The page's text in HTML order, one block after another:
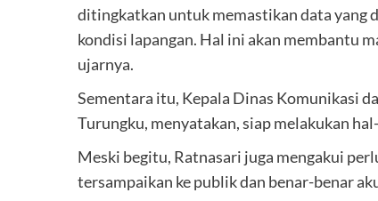
ditingkatkan untuk memastikan data yang
kondisi lapangan. Hal ini akan membantu
ujarnya.
Sementara itu, Kepala Dinas Komunikasi
Turungku, menyatakan, siap melakukan
Meski begitu, Ratnasari juga mengakui
tersampaikan ke publik dan benar-benar